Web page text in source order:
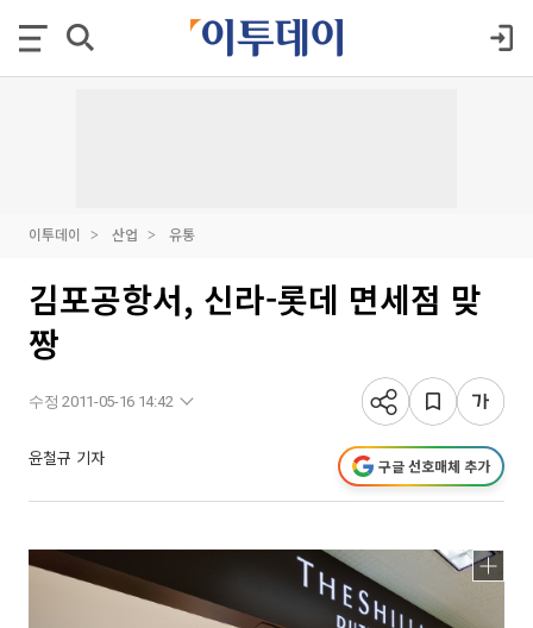
이투데이 산업 유통
김포공항서, 신라-롯데 면세점 맞
짱
수정 2011-05-16 14:42
윤철규 기자 구글 선호매체 추가